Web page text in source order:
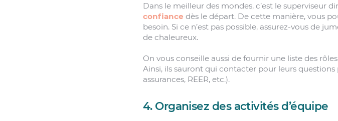
Dans le meilleur des mondes, c’est le superviseur
confiance dès le départ. De cette manière, vous
besoin. Si ce n’est pas possible, assurez-vous de
de chaleureux.
On vous conseille aussi de fournir une liste des
Ainsi, ils sauront qui contacter pour leurs questions
assurances, REER, etc.).
4. Organisez des activités d’équipe